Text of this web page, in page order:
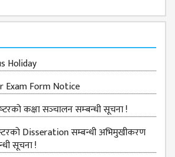
Holiday
Exam Form Notice
कक्षा सञ्‍चालन सम्‍बन्‍धी सूचना !
Disseration सम्बन्धी अभिमुखीकरण
सूचना !